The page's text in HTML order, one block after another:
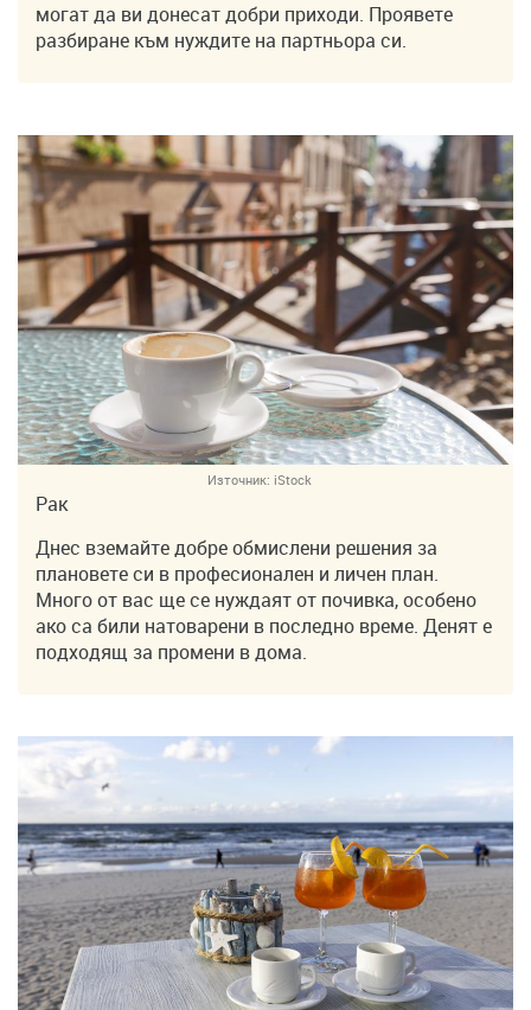
могат да ви донесат добри приходи. Проявете
разбиране към нуждите на партньора си.
Източник: iStock
Рак
Днес вземайте добре обмислени решения за
плановете си в професионален и личен план.
Много от вас ще се нуждаят от почивка, особено
ако са били натоварени в последно време. Денят е
подходящ за промени в дома.